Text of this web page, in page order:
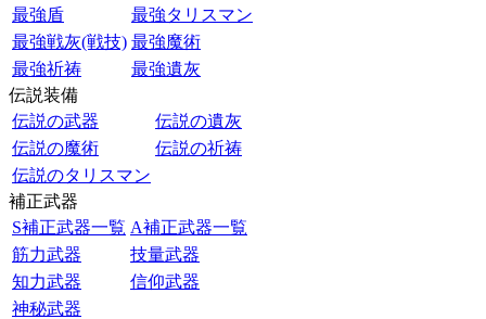
最強盾
最強タリスマン
最強戦灰(戦技) 最強魔術
最強祈祷
最強遺灰
伝説装備
伝説の武器
伝説の遺灰
伝説の魔術
伝説の祈祷
伝説のタリスマン
補正武器
S補正武器一覧 A補正武器一覧
筋力武器
技量武器
知力武器
信仰武器
神秘武器